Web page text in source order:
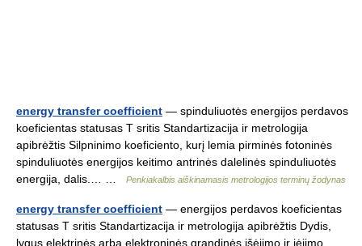
energy transfer coefficient — spinduliuotės energijos perdavos
koeficientas statusas T sritis Standartizacija ir metrologija
apibrėžtis Silpninimo koeficiento, kurį lemia pirminės fotoninės
spinduliuotės energijos keitimo antrinės dalelinės spinduliuotės
energija, dalis.… …
Penkiakalbis aiškinamasis metrologijos terminų žodynas
energy transfer coefficient — energijos perdavos koeficientas
statusas T sritis Standartizacija ir metrologija apibrėžtis Dydis,
lygus elektrinės arba elektroninės grandinės išėjimo ir įėjimo